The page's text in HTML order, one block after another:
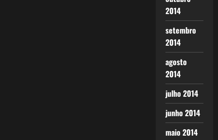
2014
setembro
2014
agosto
2014
julho 2014
junho 2014
maio 2014